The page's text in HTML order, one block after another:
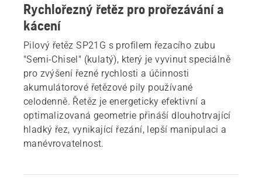
Rychlořezný řetěz pro prořezávání a
kácení
Pilový řetěz SP21G s profilem řezacího zubu
"Semi-Chisel" (kulatý), který je vyvinut speciálně
pro zvýšení řezné rychlosti a účinnosti
akumulátorové řetězové pily používané
celodenně. Řetěz je energeticky efektivní a
optimalizovaná geometrie přináší dlouhotrvající
hladký řez, vynikající řezání, lepší manipulaci a
manévrovatelnost.